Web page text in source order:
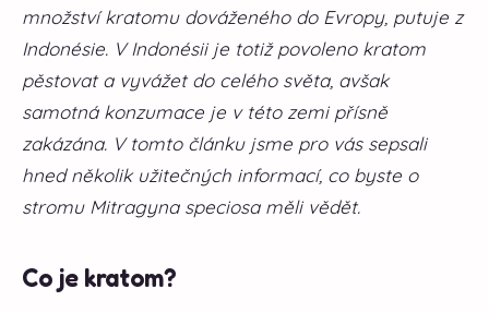
množství kratomu dováženého do Evropy, putuje z
Indonésie. V Indonésii je totiž povoleno kratom
pěstovat a vyvážet do celého světa, avšak
samotná konzumace je v této zemi přísně
zakázána. V tomto článku jsme pro vás sepsali
hned několik užitečných informací, co byste o
stromu Mitragyna speciosa měli vědět.
Co je kratom?